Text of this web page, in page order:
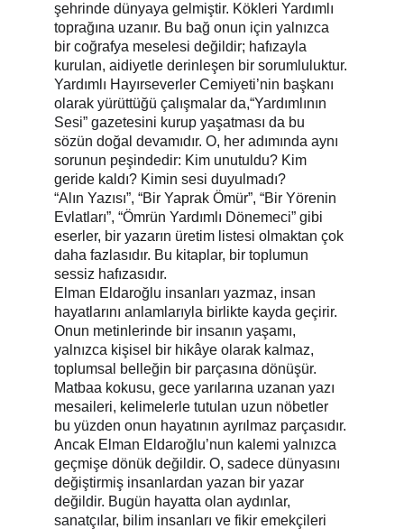
şehrinde dünyaya gelmiştir. Kökleri Yardımlı
toprağına uzanır. Bu bağ onun için yalnızca
bir coğrafya meselesi değildir; hafızayla
kurulan, aidiyetle derinleşen bir sorumluluktur.
Yardımlı Hayırseverler Cemiyeti’nin başkanı
olarak yürüttüğü çalışmalar da,“Yardımlının
Sesi” gazetesini kurup yaşatması da bu
sözün doğal devamıdır. O, her adımında aynı
sorunun peşindedir: Kim unutuldu? Kim
geride kaldı? Kimin sesi duyulmadı?
“Alın Yazısı”, “Bir Yaprak Ömür”, “Bir Yörenin
Evlatları”, “Ömrün Yardımlı Dönemeci” gibi
eserler, bir yazarın üretim listesi olmaktan çok
daha fazlasıdır. Bu kitaplar, bir toplumun
sessiz hafızasıdır.
Elman Eldaroğlu insanları yazmaz, insan
hayatlarını anlamlarıyla birlikte kayda geçirir.
Onun metinlerinde bir insanın yaşamı,
yalnızca kişisel bir hikâye olarak kalmaz,
toplumsal belleğin bir parçasına dönüşür.
Matbaa kokusu, gece yarılarına uzanan yazı
mesaileri, kelimelerle tutulan uzun nöbetler
bu yüzden onun hayatının ayrılmaz parçasıdır.
Ancak Elman Eldaroğlu’nun kalemi yalnızca
geçmişe dönük değildir. O, sadece dünyasını
değiştirmiş insanlardan yazan bir yazar
değildir. Bugün hayatta olan aydınlar,
sanatçılar, bilim insanları ve fikir emekçileri